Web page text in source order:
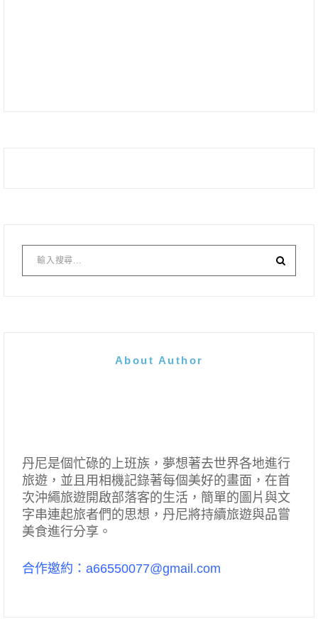
About Author
丹尼是個忙碌的上班族，夢想著去世界各地進行
旅遊，並且用相機記錄著每個美好的畫面，在首
次沖繩旅遊開啟部落客的生活，簡單的圖片與文
字串連起旅者們的思想，丹尼將持續旅遊與品嘗
美食進行分享。
合作邀約：a66550077@gmail.com